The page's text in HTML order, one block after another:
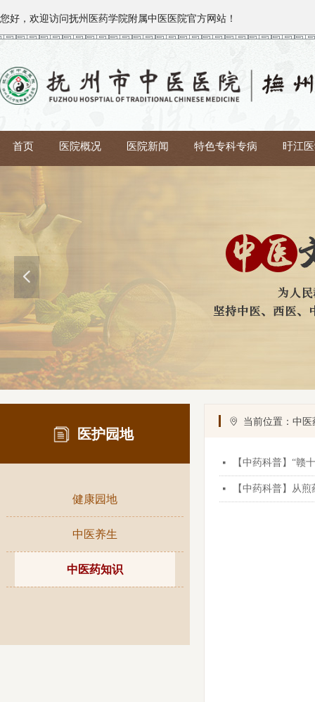
首页 医院概况 医院新闻 特色专科专病 旴江
您好，欢迎访问抚州医药学院附属中医医院官方网站！
넳
健康园地
健康园地
中医养生
中医养生
中医药知识
医护园地
ꄹ 当前位置：中医
넷 【中药科普】“赣
넷 【中药科普】从